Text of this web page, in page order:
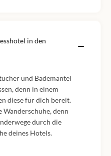
in den
und Bademäntel
denn in einem
diese für dich bereit.
Wanderschuhe, denn
durch die
deines Hotels.